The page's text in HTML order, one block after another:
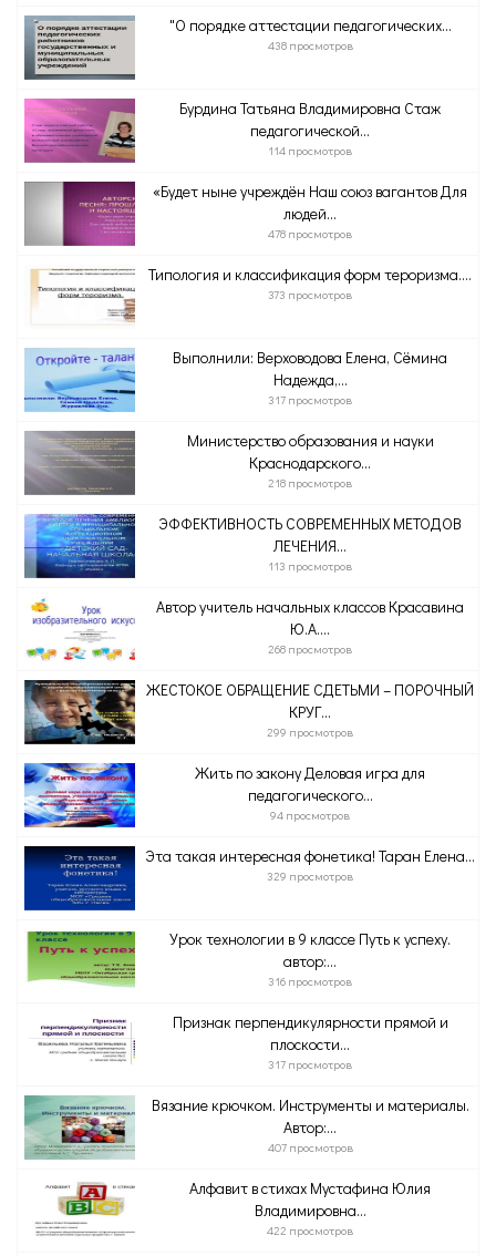
"О порядке аттестации педагогических...
438 просмотров
Бурдина Татьяна Владимировна Стаж
педагогической...
114 просмотров
«Будет ныне учреждён Наш союз вагантов Для
людей...
478 просмотров
Типология и классификация форм тероризма....
373 просмотров
Выполнили: Верховодова Елена, Сёмина
Надежда,...
317 просмотров
Министерство образования и науки
Краснодарского...
218 просмотров
ЭФФЕКТИВНОСТЬ СОВРЕМЕННЫХ МЕТОДОВ
ЛЕЧЕНИЯ...
113 просмотров
Автор учитель начальных классов Красавина
Ю.А....
268 просмотров
ЖЕСТОКОЕ ОБРАЩЕНИЕ СДЕТЬМИ – ПОРОЧНЫЙ
КРУГ...
299 просмотров
Жить по закону Деловая игра для
педагогического...
94 просмотров
Эта такая интересная фонетика! Таран Елена...
329 просмотров
Урок технологии в 9 классе Путь к успеху.
автор:...
316 просмотров
Признак перпендикулярности прямой и
плоскости...
317 просмотров
Вязание крючком. Инструменты и материалы.
Автор:...
407 просмотров
Алфавит в стихах Мустафина Юлия
Владимировна...
422 просмотров